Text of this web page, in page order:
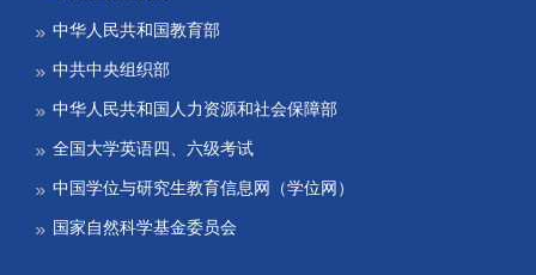
中华人民共和国教育部
中共中央组织部
中华人民共和国人力资源和社会保障部
全国大学英语四、六级考试
中国学位与研究生教育信息网（学位网）
国家自然科学基金委员会